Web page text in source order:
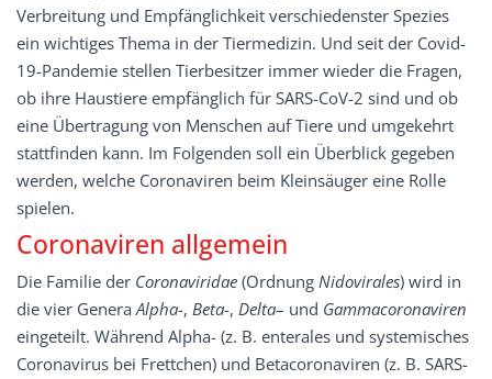
Verbreitung und Empfänglichkeit verschiedenster Spezies
ein wichtiges Thema in der Tiermedizin. Und seit der Covid-
19-Pandemie stellen Tierbesitzer immer wieder die Fragen,
ob ihre Haustiere empfänglich für SARS-CoV-2 sind und ob
eine Übertragung von Menschen auf Tiere und umgekehrt
stattfinden kann. Im Folgenden soll ein Überblick gegeben
werden, welche Coronaviren beim Kleinsäuger eine Rolle
spielen.
Coronaviren allgemein
Die Familie der Coronaviridae (Ordnung Nidovirales) wird in
die vier GeneraAlpha-, Beta-, Delta– und Gammacoronaviren
eingeteilt. Während Alpha- (z. B. enterales und systemisches
Coronavirus bei Frettchen) und Betacoronaviren (z. B. SARS-